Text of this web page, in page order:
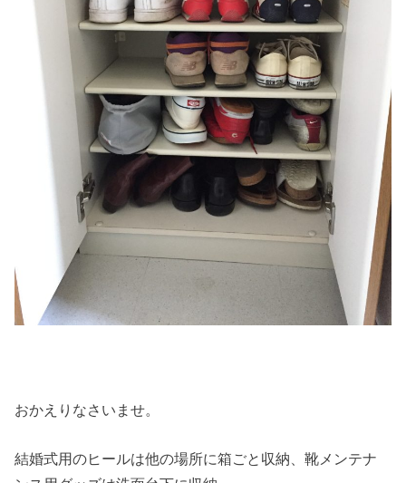
おかえりなさいませ。
結婚式用のヒールは他の場所に箱ごと収納、靴メンテナ